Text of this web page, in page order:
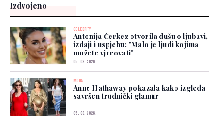
Izdvojeno
CELEBRITY
Antonija Čerkez otvorila dušu o ljubavi,
izdaji i uspjehu: "Malo je ljudi kojima
možete vjerovati"
05. 08. 2026.
MODA
Anne Hathaway pokazala kako izgleda
savršen trudnički glamur
05. 08. 2026.